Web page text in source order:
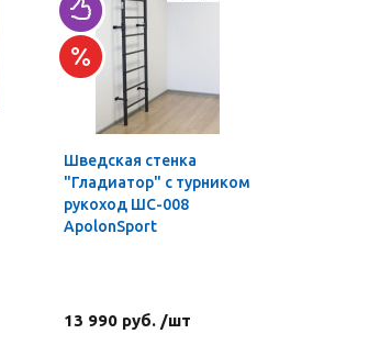
Шведская стенка
"Гладиатор" с турником
рукоход ШС-008
ApolonSport
13 990 руб. /шт